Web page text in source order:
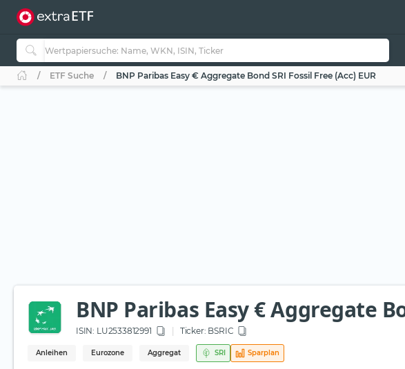
ETF Suche BNP Paribas Easy € Aggregate Bond SRI Fossil Free (Acc) EUR
BNP Paribas Easy € Aggregate
ISIN: LU2533812991 Ticker: BSRIC
Anleihen Eurozone Aggregat SRI Sparplan